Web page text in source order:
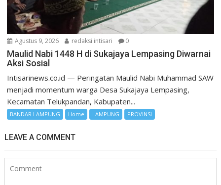
Agustus 9, 2026 redaksi intisari 0
Maulid Nabi 1448 H di Sukajaya Lempasing Diwarnai
Aksi Sosial
Intisarinews.co.id — Peringatan Maulid Nabi Muhammad SAW
menjadi momentum warga Desa Sukajaya Lempasing,
Kecamatan Telukpandan, Kabupaten...
BANDAR LAMPUNG Home LAMPUNG PROVINSI
LEAVE A COMMENT